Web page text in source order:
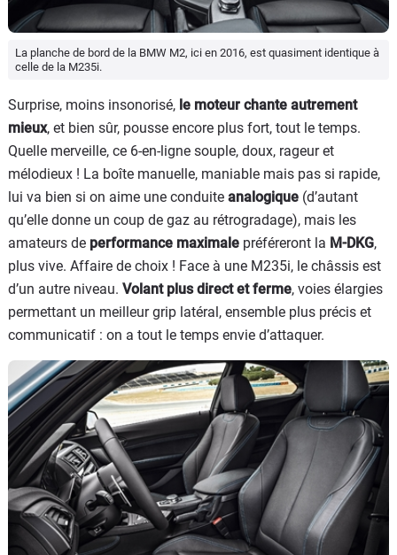
La planche de bord de la BMW M2, ici en 2016, est quasiment identique à
celle de la M235i.
Surprise, moins insonorisé, le moteur chante autrement
mieux, et bien sûr, pousse encore plus fort, tout le temps.
Quelle merveille, ce 6-en-ligne souple, doux, rageur et
mélodieux ! La boîte manuelle, maniable mais pas si rapide,
lui va bien si on aime une conduite analogique (d’autant
qu’elle donne un coup de gaz au rétrogradage), mais les
amateurs de performance maximale préféreront la M-DKG,
plus vive. Affaire de choix ! Face à une M235i, le châssis est
d’un autre niveau. Volant plus direct et ferme, voies élargies
permettant un meilleur grip latéral, ensemble plus précis et
communicatif : on a tout le temps envie d’attaquer.